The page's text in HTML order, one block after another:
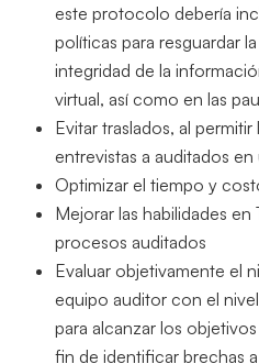
este protocolo debería
políticas para resguardar
integridad de la
virtual, así como en las
Evitar traslados, al
entrevistas a auditados
Optimizar el tiempo y
Mejorar las habilidades
procesos auditados
Evaluar objetivamente el
equipo auditor con el
para alcanzar los
fin de identificar brechas